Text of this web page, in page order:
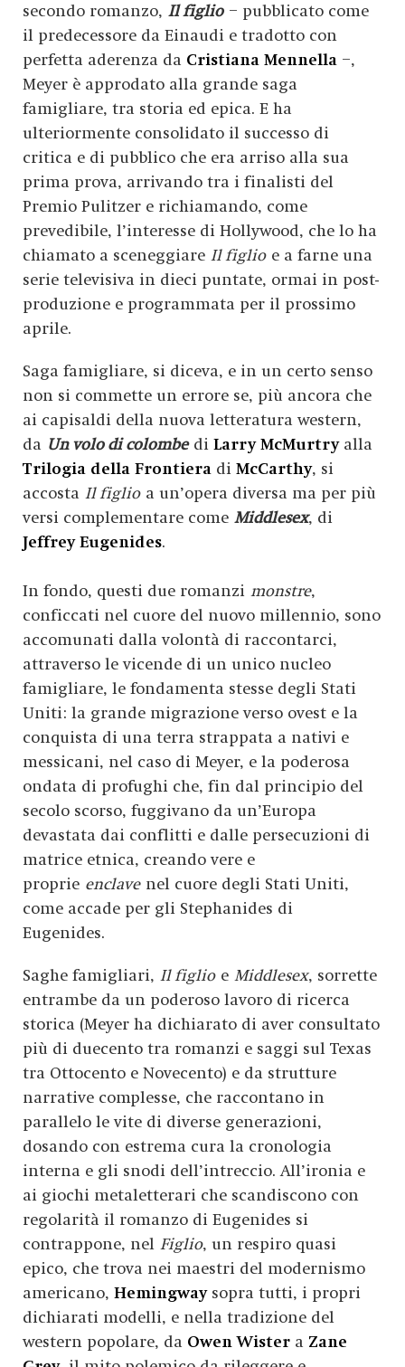
secondo romanzo, Il figlio – pubblicato come
il predecessore da Einaudi e tradotto con
perfetta aderenza da Cristiana Mennella –,
Meyer è approdato alla grande saga
famigliare, tra storia ed epica. E ha
ulteriormente consolidato il successo di
critica e di pubblico che era arriso alla sua
prima prova, arrivando tra i finalisti del
Premio Pulitzer e richiamando, come
prevedibile, l’interesse di Hollywood, che lo ha
chiamato a sceneggiare Il figlio e a farne una
serie televisiva in dieci puntate, ormai in post-
produzione e programmata per il prossimo
aprile.
Saga famigliare, si diceva, e in un certo senso
non si commette un errore se, più ancora che
ai capisaldi della nuova letteratura western,
da Un volo di colombe di Larry McMurtryalla
Trilogia della Frontiera di McCarthy, si
accosta Il figlio a un’opera diversa ma per più
versi complementare come Middlesex, di
Jeffrey Eugenides.
In fondo, questi due romanzi monstre,
conficcati nel cuore del nuovo millennio, sono
accomunati dalla volontà di raccontarci,
attraverso le vicende di un unico nucleo
famigliare, le fondamenta stesse degli Stati
Uniti: la grande migrazione verso ovest e la
conquista di una terra strappata a nativi e
messicani, nel caso di Meyer, e la poderosa
ondata di profughi che, fin dal principio del
secolo scorso, fuggivano da un’Europa
devastata dai conflitti e dalle persecuzioni di
matrice etnica, creando vere e
proprie enclave nel cuore degli Stati Uniti,
come accade per gli Stephanides di
Eugenides.
Saghe famigliari, Il figlio e Middlesex, sorrette
entrambe da un poderoso lavoro di ricerca
storica (Meyer ha dichiarato di aver consultato
più di duecento tra romanzi e saggi sul Texas
tra Ottocento e Novecento) e da strutture
narrative complesse, che raccontano in
parallelo le vite di diverse generazioni,
dosando con estrema cura la cronologia
interna e gli snodi dell’intreccio. All’ironia e
ai giochi metaletterari che scandiscono con
regolarità il romanzo di Eugenides si
contrappone, nel Figlio, un respiro quasi
epico, che trova nei maestri del modernismo
americano, Hemingwaysopra tutti, i propri
dichiarati modelli, e nella tradizione del
western popolare, da Owen Wister a Zane